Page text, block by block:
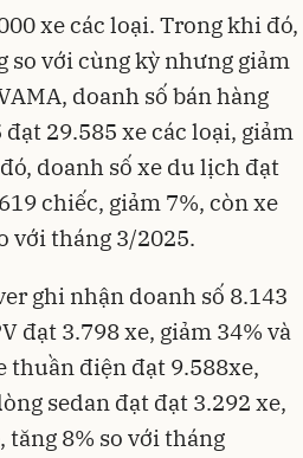
xe các loại. Trong khi đó,
so với cùng kỳ nhưng giảm
doanh số bán hàng
29.585 xe các loại, giảm
doanh số xe du lịch đạt
chiếc, giảm 7%, còn xe
với tháng 3/2025.
ghi nhận doanh số 8.143
đạt 3.798 xe, giảm 34% và
thuần điện đạt 9.588xe,
sedan đạt đạt 3.292 xe,
tăng 8% so với tháng